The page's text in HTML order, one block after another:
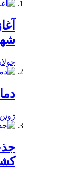
جولای 1,
ژوئن 25, 2020